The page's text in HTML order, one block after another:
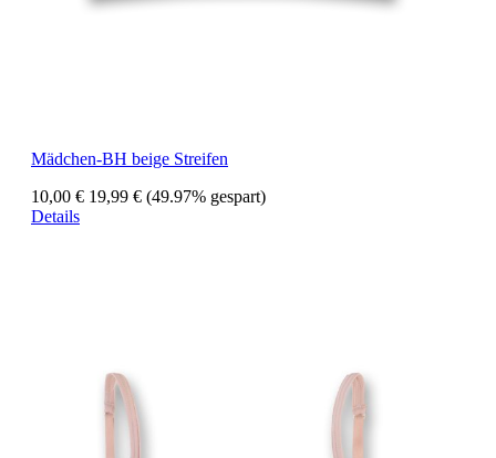
Mädchen-BH beige Streifen
10,00 € 19,99 € (49.97% gespart)
Details